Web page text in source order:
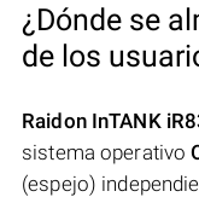
¿Dónde se
de los
Raidon InTANK
sistema operativo
(espejo)